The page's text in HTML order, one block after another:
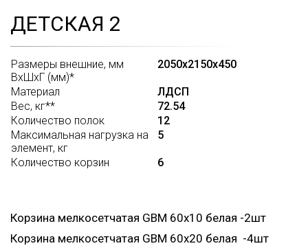
ДЕТСКАЯ 2
Размеры внешние, мм
ВхШхГ (мм)*
2050x2150x450
Материал
ЛДСП
Вес, кг**
72.54
Количество полок
12
Максимальная нагрузка на
элемент, кг
5
Количество корзин 6
Корзина мелкосетчатая GBM 60х10 белая -2шт
Корзина мелкосетчатая GBM 60х20 белая -4шт